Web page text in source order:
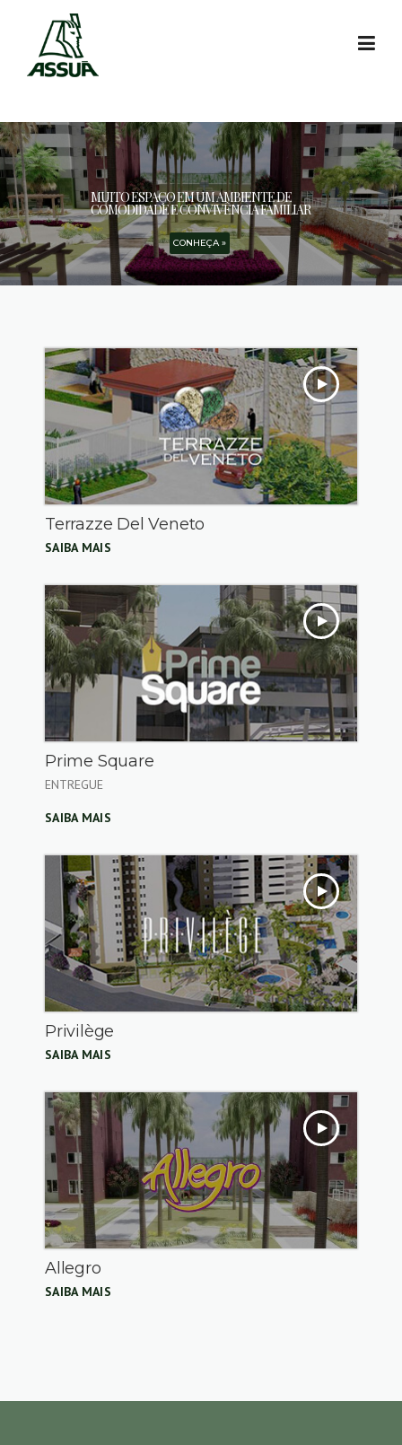
Skip to content
MUITO ESPAÇO EM UM AMBIENTE DE
COMODIDADE E CONVIVÊNCIA FAMILIAR
CONHEÇA »
Terrazze Del Veneto
SAIBA MAIS
Prime Square
ENTREGUE
SAIBA MAIS
Privilège
SAIBA MAIS
Allegro
SAIBA MAIS